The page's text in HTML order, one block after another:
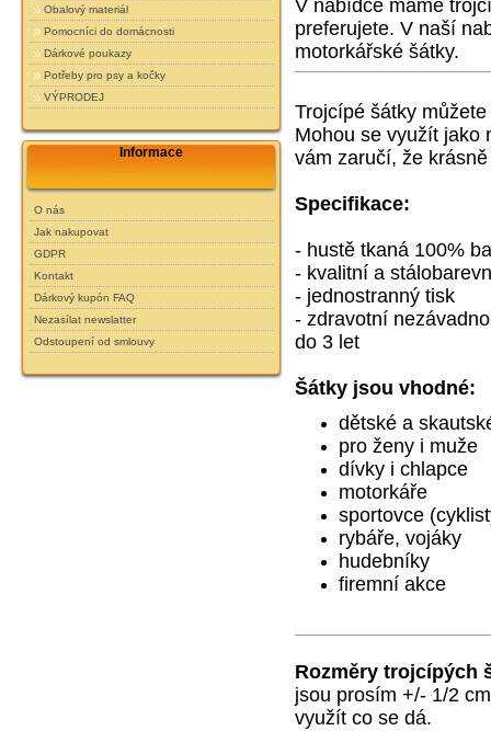
Obalový materiál
Pomocníci do domácnosti
Dárkové poukazy
Potřeby pro psy a kočky
VÝPRODEJ
Informace
O nás
Jak nakupovat
GDPR
Kontakt
Dárkový kupón FAQ
Nezasílat newslatter
Odstoupení od smlouvy
V nabídce máme
preferujete. V naší
motorkářské šátky.
Trojcípé šátky
Mohou se využít jako
vám zaručí, že
Specifikace:
- hustě tkaná 100%
- kvalitní a
- jednostranný tisk
- zdravotní
do 3 let
Šátky jsou vhodné:
dětské a
pro ženy i muže
dívky i chlapce
motorkáře
sportovce
rybáře, vojáky
hudebníky
firemní akce
Rozměry trojcípých
jsou prosím +/- 1/2
využít co se dá.